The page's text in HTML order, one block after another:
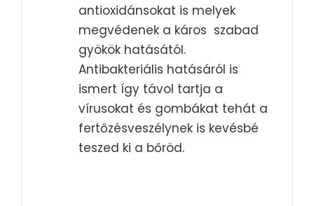
antioxidánsokat is melyek
megvédenek a káros szabad
gyökök hatásától.
Antibakteriális hatásáról is
ismert így távol tartja a
vírusokat és gombákat tehát a
fertőzésveszélynek is kevésbé
teszed ki a bőröd.